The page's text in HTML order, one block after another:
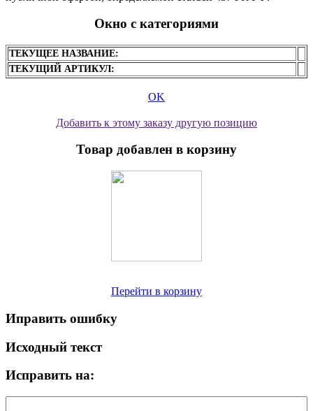
Окно с категориями
ТЕКУЩЕЕ НАЗВАНИЕ:
ТЕКУЩИЙ АРТИКУЛ:
OK
Добавить к этому заказу другую позицию
Товар добавлен в корзину
Перейти в корзину
Иправить ошибку
Исходный текст
Исправить на: